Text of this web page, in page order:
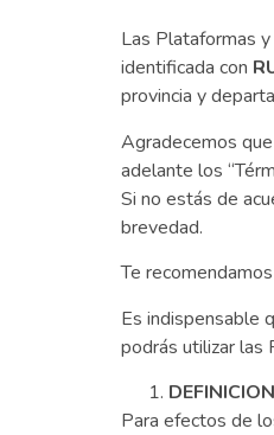
Las Plataformas
identificada con
provincia y
Agradecemos
adelante los
Si no estás de
brevedad.
Te
Es indispensable
podrás utilizar las
Para efectos de